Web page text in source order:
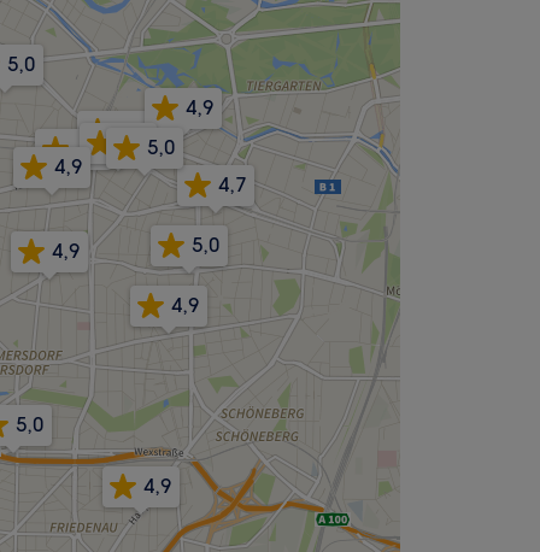
4,7
5,0
4,8
4,9
4,3
4,7
5,0
4,9
5,0
4,9
4,9
4,9
5,0